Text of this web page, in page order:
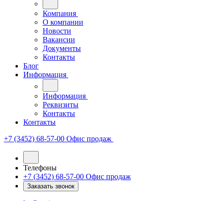
Компания
О компании
Новости
Вакансии
Документы
Контакты
Блог
Информация
Информация
Реквизиты
Контакты
Контакты
+7 (3452) 68-57-00 Офис продаж
Телефоны
+7 (3452) 68-57-00 Офис продаж
Заказать звонок